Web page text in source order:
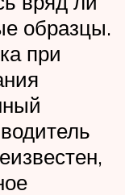
образцы.
при